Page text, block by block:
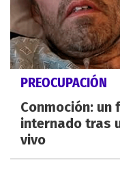
PREOCUPACIÓN
Conmoción:
internado tras
vivo